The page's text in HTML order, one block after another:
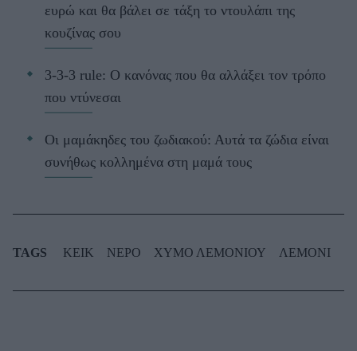
ευρώ και θα βάλει σε τάξη το ντουλάπι της
κουζίνας σου
3-3-3 rule: Ο κανόνας που θα αλλάξει τον τρόπο
που ντύνεσαι
Οι μαμάκηδες του ζωδιακού: Αυτά τα ζώδια είναι
συνήθως κολλημένα στη μαμά τους
TAGS ΚΕΙΚ ΝΕΡΟ ​​ΧΥΜΟ ΛΕΜΟΝΙΟΥ ΛΕΜΟΝΙ